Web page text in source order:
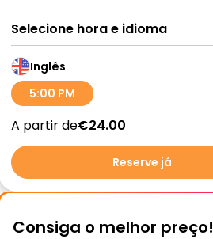
Selecione hora e idioma
Inglês
5:00 PM
A partir de€24.00
Reserve já
Consiga o melhor preço!